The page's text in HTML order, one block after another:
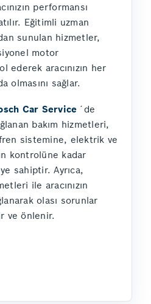
performansı
Eğitimli uzman
sunulan hizmetler,
motor
ederek aracınızın her
olmasını sağlar.
Car Service ´de
bakım hizmetleri,
sistemine, elektrik ve
kontrolüne kadar
sahiptir. Ayrıca,
ile aracınızın
olası sorunlar
ve önlenir.